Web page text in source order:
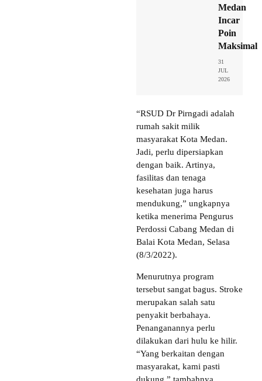
Medan
Incar
Poin
Maksimal
31
JUL
2026
“RSUD Dr Pirngadi adalah
rumah sakit milik
masyarakat Kota Medan.
Jadi, perlu dipersiapkan
dengan baik. Artinya,
fasilitas dan tenaga
kesehatan juga harus
mendukung,” ungkapnya
ketika menerima Pengurus
Perdossi Cabang Medan di
Balai Kota Medan, Selasa
(8/3/2022).
Menurutnya program
tersebut sangat bagus. Stroke
merupakan salah satu
penyakit berbahaya.
Penanganannya perlu
dilakukan dari hulu ke hilir.
“Yang berkaitan dengan
masyarakat, kami pasti
dukung,” tambahnya.